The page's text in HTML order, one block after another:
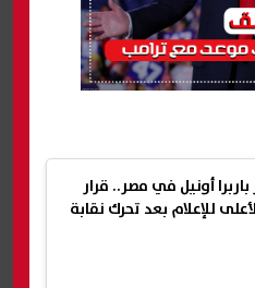
أونيل في مصر.. قرار
للإعلام بعد تحرك نقابة